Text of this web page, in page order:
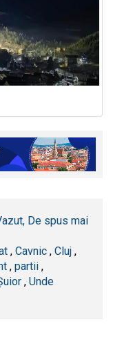
De spus mai
, Cavnic , ​Cluj ,
, partii ,
, Unde